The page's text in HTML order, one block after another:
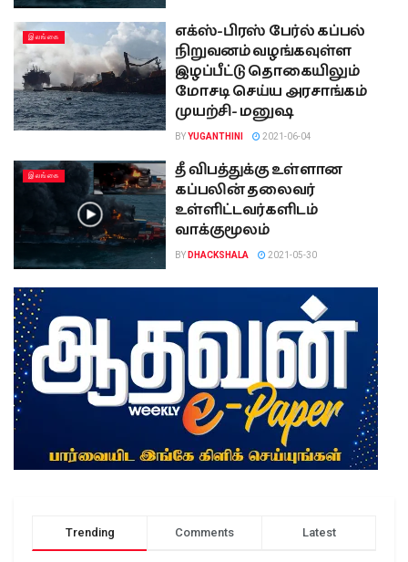
இலங்கை
எக்ஸ்-பிரஸ் பேர்ல் கப்பல்
நிறுவனம் வழங்கவுள்ள
இழப்பீட்டு தொகையிலும்
மோசடி செய்ய அரசாங்கம்
முயற்சி- மனுஷ
BYYUGANTHINI 2021-06-04
இலங்கை
தீ விபத்துக்கு உள்ளான
கப்பலின் தலைவர்
உள்ளிட்டவர்களிடம்
வாக்குமூலம்
BY DHACKSHALA 2021-05-30
Trending Comments Latest